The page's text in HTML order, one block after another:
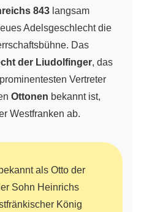
843 langsam
Adelsgeschlecht die
Das
der Liudolfinger, das
Vertreter
Ottonen bekannt ist,
Westfranken ab.
als Otto der
Sohn Heinrichs
König